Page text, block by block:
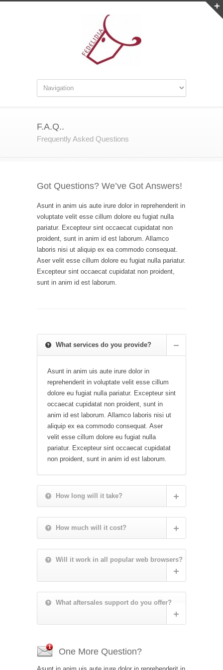
F.A.Q..
Frequently Asked Questions
Got Questions? We’ve Got Answers!
Asunt in anim uis aute irure dolor in reprehenderit in
voluptate velit esse cillum dolore eu fugiat nulla
pariatur. Excepteur sint occaecat cupidatat non
proident, sunt in anim id est laborum. Allamco
laboris nisi ut aliquip ex ea commodo consequat.
Aser velit esse cillum dolore eu fugiat nulla pariatur.
Excepteur sint occaecat cupidatat non proident,
sunt in anim id est laborum.
What services do you provide?
Asunt in anim uis aute irure dolor in
reprehenderit in voluptate velit esse cillum
dolore eu fugiat nulla pariatur. Excepteur sint
occaecat cupidatat non proident, sunt in
anim id est laborum. Allamco laboris nisi ut
aliquip ex ea commodo consequat. Aser
velit esse cillum dolore eu fugiat nulla
pariatur. Excepteur sint occaecat cupidatat
non proident, sunt in anim id est laborum.
How long will it take?
How much will it cost?
Will it work in all popular web browsers?
What aftersales support do you offer?
One More Question?